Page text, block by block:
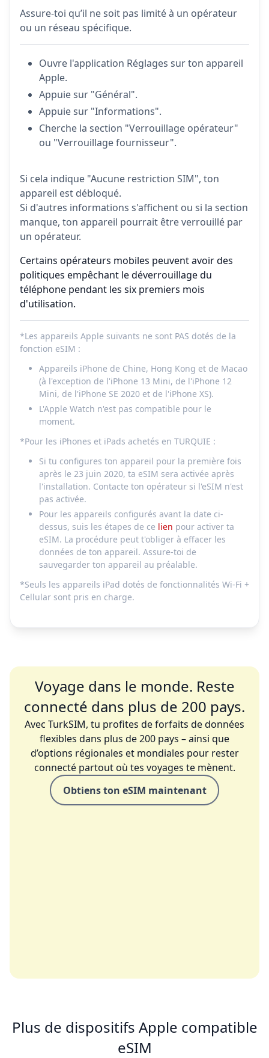
Assure-toi qu’il ne soit pas limité à un opérateur
ou un réseau spécifique.
Ouvre l'application Réglages sur ton appareil
Apple.
Appuie sur "Général".
Appuie sur "Informations".
Cherche la section "Verrouillage opérateur"
ou "Verrouillage fournisseur".
Si cela indique "Aucune restriction SIM", ton
appareil est débloqué.
Si d'autres informations s'affichent ou si la section
manque, ton appareil pourrait être verrouillé par
un opérateur.
Certains opérateurs mobiles peuvent avoir des
politiques empêchant le déverrouillage du
téléphone pendant les six premiers mois
d'utilisation.
*Les appareils Apple suivants ne sont PAS dotés de la
fonction eSIM :
Appareils iPhone de Chine, Hong Kong et de Macao
(à l'exception de l'iPhone 13 Mini, de l'iPhone 12
Mini, de l'iPhone SE 2020 et de l'iPhone XS).
L'Apple Watch n'est pas compatible pour le
moment.
*Pour les iPhones et iPads achetés en TURQUIE :
Si tu configures ton appareil pour la première fois
après le 23 juin 2020, ta eSIM sera activée après
l'installation. Contacte ton opérateur si l'eSIM n'est
pas activée.
Pour les appareils configurés avant la date ci-
dessus, suis les étapes de ce lien pour activer ta
eSIM. La procédure peut t'obliger à effacer les
données de ton appareil. Assure-toi de
sauvegarder ton appareil au préalable.
*Seuls les appareils iPad dotés de fonctionnalités Wi-Fi +
Cellular sont pris en charge.
Voyage dans le monde. Reste
connecté dans plus de 200 pays.
Avec TurkSIM, tu profites de forfaits de données
flexibles dans plus de 200 pays – ainsi que
d’options régionales et mondiales pour rester
connecté partout où tes voyages te mènent.
Obtiens ton eSIM maintenant
Plus de dispositifs Apple compatible
eSIM